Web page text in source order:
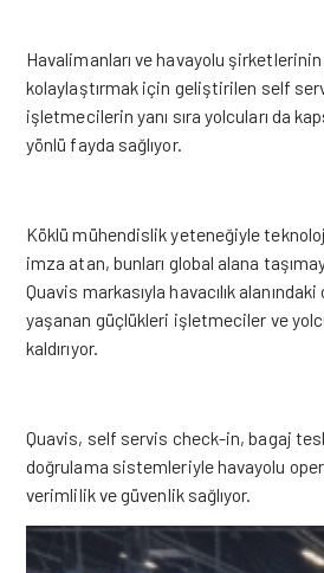
Havalimanları ve havayolu şirketlerinin
kolaylaştırmak için geliştirilen self
işletmecilerin yanı sıra yolcuları da
yönlü fayda sağlıyor.
Köklü mühendislik yeteneğiyle
imza atan, bunları global alana
Quavis markasıyla havacılık
yaşanan güçlükleri işletmeciler ve
kaldırıyor.
Quavis, self servis check-in, bagaj
doğrulama sistemleriyle havayolu
verimlilik ve güvenlik sağlıyor.